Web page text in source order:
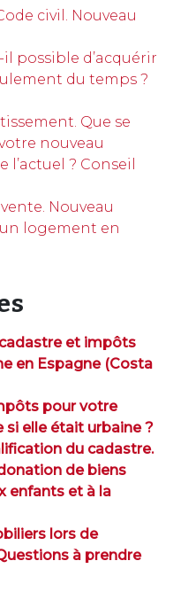
civil. Nouveau
possible d’acquérir
du temps ?
Que se
nouveau
? Conseil
Nouveau
logement en
et impôts
en Espagne (Costa
pour votre
elle était urbaine ?
du cadastre.
de biens
enfants et à la
lors de
à prendre